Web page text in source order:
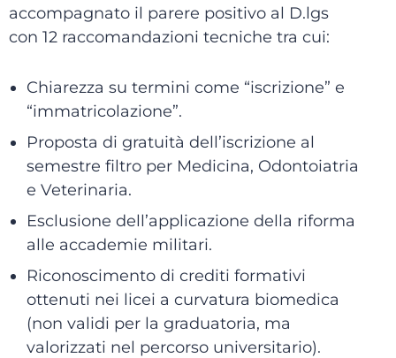
accompagnato il parere positivo al D.lgs
con 12 raccomandazioni tecniche tra cui:
Chiarezza su termini come “iscrizione” e
“immatricolazione”.
Proposta di gratuità dell’iscrizione al
semestre filtro per Medicina, Odontoiatria
e Veterinaria.
Esclusione dell’applicazione della riforma
alle accademie militari.
Riconoscimento di crediti formativi
ottenuti nei licei a curvatura biomedica
(non validi per la graduatoria, ma
valorizzati nel percorso universitario).